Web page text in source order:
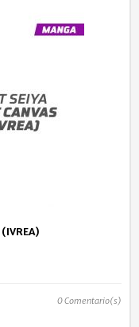
(IVREA)
0Comentario(s)